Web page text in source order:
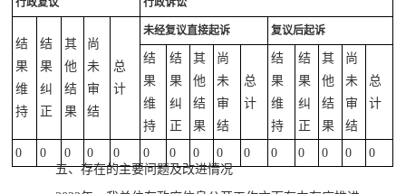
行政复议 行政诉讼
结
果
维
持
结
果
纠
正
其
他
结
果
尚
未
审
结
总
计
未经复议直接起诉 复议后起诉
结
果
维
持
结
果
纠
正
其
他
结
果
尚
未
审
结
总
计
结
果
维
持
结
果
纠
正
其
他
结
果
尚
未
审
结
总
计
0 0 0 0 0 0 0 0 0 0 0 0 0 0
0
五、存在的主要问题及改进情况